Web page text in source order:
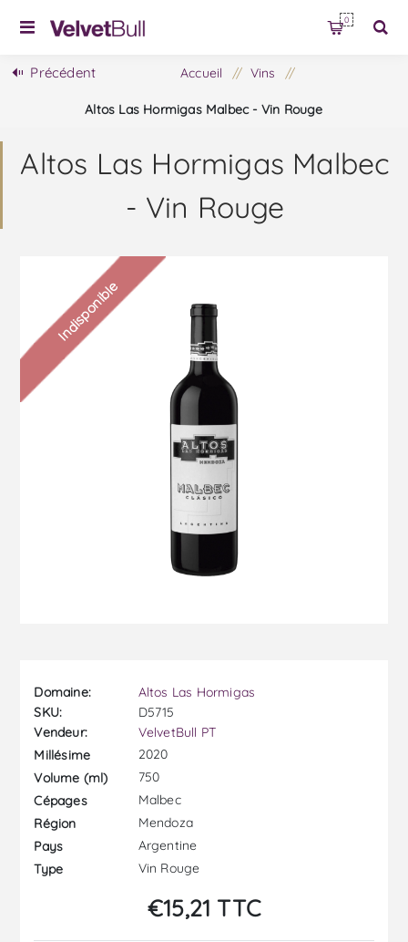
0
Précédent Accueil / Vins /
Altos Las Hormigas Malbec - Vin Rouge
Altos Las Hormigas Malbec
- Vin Rouge
Indisponible
Domaine:
Altos Las Hormigas
SKU:
D5715
Vendeur:
VelvetBull PT
Millésime
2020
Volume (ml)
750
Cépages
Malbec
Région
Mendoza
Pays
Argentine
Type
Vin Rouge
€15,21 TTC